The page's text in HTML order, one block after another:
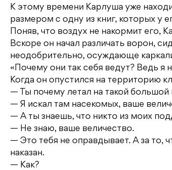
К этому времени Карлуша уже
размером с одну из книг, которых у
Поняв, что воздух не накормит его,
Вскоре он начал различать ворон,
неодобрительно, осуждающе
«Почему они так себя ведут? Ведь
Когда он опустился на территорию
— Ты почему летал на такой большой
— Я искал там насекомых, ваше
— А ты знаешь, что никто из моих
— Не знаю, ваше величество.
— Это тебя не оправдывает. А за то,
наказан.
— Как?